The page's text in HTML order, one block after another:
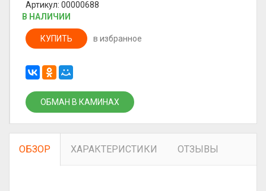
Артикул: 00000688
В НАЛИЧИИ
КУПИТЬ в избранное
ОБМАН В КАМИНАХ
ОБЗОР ХАРАКТЕРИСТИКИ ОТЗЫВЫ